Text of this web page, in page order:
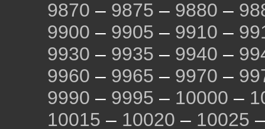
9870 – 9875 – 9880 –
9900 – 9905 – 9910 –
9930 – 9935 – 9940 –
9960 – 9965 – 9970 –
9990 – 9995 – 10000 –
10015 – 10020 – 10025